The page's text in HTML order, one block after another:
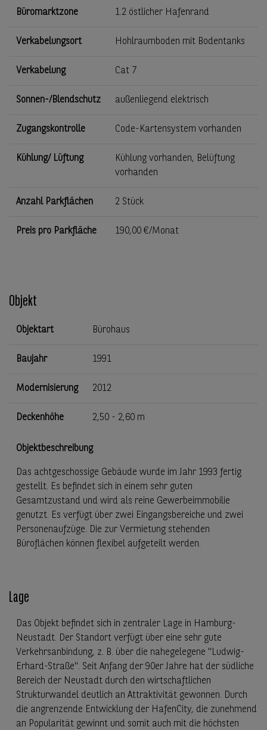
Büromarktzone 1.2 östlicher Hafenrand
Verkabelungsort Hohlraumboden mit Bodentanks
Verkabelung Cat 7
Sonnen-/Blendschutz außenliegend elektrisch
Zugangskontrolle Code-Kartensystem vorhanden
Kühlung/ Lüftung
Kühlung vorhanden, Belüftung
vorhanden
Anzahl Parkflächen 2 Stück
Preis pro Parkfläche 190,00 €/Monat
Objekt
Objektart Bürohaus
Baujahr 1991
Modernisierung 2012
Deckenhöhe 2,50 - 2,60 m
Objektbeschreibung
Das achtgeschossige Gebäude wurde im Jahr 1993 fertig
gestellt. Es befindet sich in einem sehr guten
Gesamtzustand und wird als reine Gewerbeimmobilie
genutzt. Es verfügt über zwei Eingangsbereiche und zwei
Personenaufzüge. Die zur Vermietung stehenden
Büroflächen können flexibel aufgeteilt werden.
Lage
Das Objekt befindet sich in zentraler Lage in Hamburg-
Neustadt. Der Standort verfügt über eine sehr gute
Verkehrsanbindung, z. B. über die nahegelegene "Ludwig-
Erhard-Straße". Seit Anfang der 90er Jahre hat der südliche
Bereich der Neustadt durch den wirtschaftlichen
Strukturwandel deutlich an Attraktivität gewonnen. Durch
die angrenzende Entwicklung der HafenCity, die zunehmend
an Popularität gewinnt und somit auch mit die höchsten